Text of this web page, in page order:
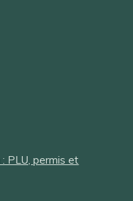
PLU, permis et